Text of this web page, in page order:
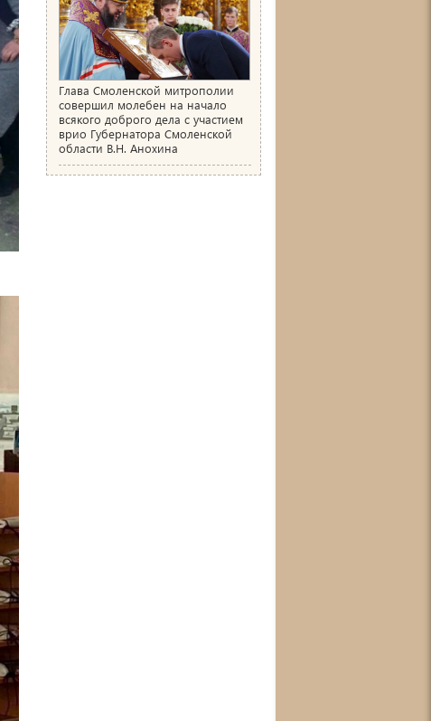
Глава Смоленской митрополии
совершил молебен на начало
всякого доброго дела с участием
врио Губернатора Смоленской
области В.Н. Анохина